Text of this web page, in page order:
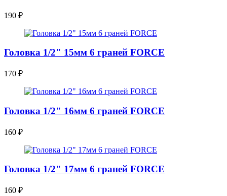
190 ₽
Головка 1/2" 15мм 6 граней FORCE
170 ₽
Головка 1/2" 16мм 6 граней FORCE
160 ₽
Головка 1/2" 17мм 6 граней FORCE
160 ₽